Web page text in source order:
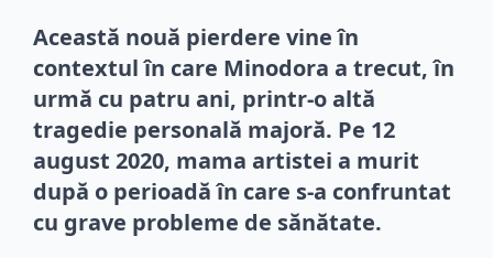
Această nouă pierdere vine în
contextul în care Minodora a trecut, în
urmă cu patru ani, printr-o altă
tragedie personală majoră. Pe 12
august 2020, mama artistei a murit
după o perioadă în care s-a confruntat
cu grave probleme de sănătate.